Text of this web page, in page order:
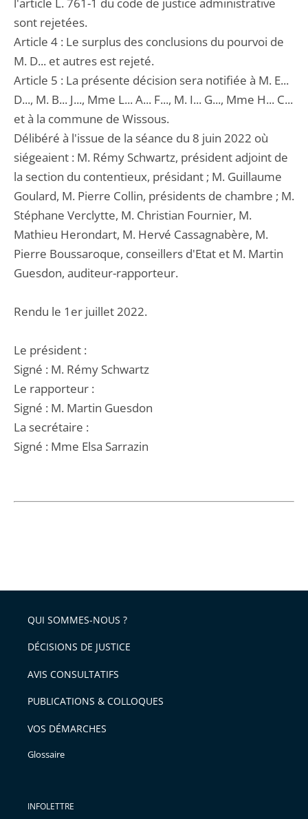
sont rejetées.
Article 4 : Le surplus des conclusions du pourvoi de
M. D... et autres est rejeté.
Article 5 : La présente décision sera notifiée à M. E...
D..., M. B... J..., Mme L... A... F..., M. I... G..., Mme H... C...
et à la commune de Wissous.
Délibéré à l'issue de la séance du 8 juin 2022 où
siégeaient : M. Rémy Schwartz, président adjoint de
la section du contentieux, présidant ; M. Guillaume
Goulard, M. Pierre Collin, présidents de chambre ; M.
Stéphane Verclytte, M. Christian Fournier, M.
Mathieu Herondart, M. Hervé Cassagnabère, M.
Pierre Boussaroque, conseillers d'Etat et M. Martin
Guesdon, auditeur-rapporteur.
Rendu le 1er juillet 2022.
Le président :
Signé : M. Rémy Schwartz
Le rapporteur :
Signé : M. Martin Guesdon
La secrétaire :
Signé : Mme Elsa Sarrazin
QUI SOMMES-NOUS ?
DÉCISIONS DE JUSTICE
AVIS CONSULTATIFS
PUBLICATIONS & COLLOQUES
VOS DÉMARCHES
Glossaire
INFOLETTRE